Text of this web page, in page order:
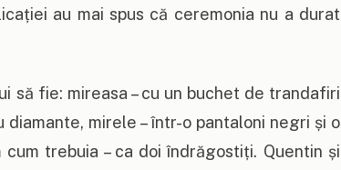
au mai spus că ceremonia nu a durat
să fie: mireasa – cu un buchet de trandafiri
mirele – într-o pantaloni negri și o
trebuia – ca doi îndrăgostiți. Quentin și